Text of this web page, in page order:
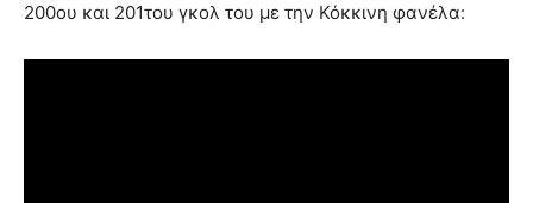
200ου και 201του γκολ του με την Κόκκινη φανέλα: